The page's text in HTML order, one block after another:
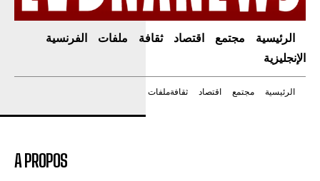
الرئيسية مجتمع اقتصاد ثقافة ملفات
الفرنسية
الإنجليزية
الرئيسية مجتمع اقتصاد ثقافةملفات
A PROPOS